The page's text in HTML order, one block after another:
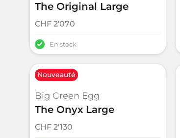
The Original Large
CHF 2'070
En stock
Nouveauté
Big Green Egg
The Onyx Large
CHF 2'130